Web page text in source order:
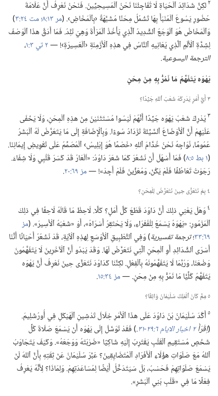
٢لكِنَّ شَدَائِدَ ٱلْحَيَاةِ لَا تُفَاجِئُنَا نَحْنُ ٱلْمَسِيحِيِّينَ.‏ فَنَحْنُ نَعْرِفُ أَنَّ عَلَامَةَ
حُضُورِ يَسُوعَ ٱلْمُنْبَأَ بِهَا تَشْمُلُ مِحَنًا مُشَبَّهَةً ‹بِٱلْمَخَاضِ›.‏ (‏مر ١٣:‏٨؛‏ مت ٢٤:‏٣
‏)‏
وَٱلْمَخَاضُ هُوَ ٱلْوَجَعُ ٱلشَّدِيدُ ٱلَّذِي يَأْخُذُ ٱلْمَرْأَةَ وَهِيَ تَلِدُ.‏ فَمَا أَدَقَّ هذَا ٱلْوَصْفَ
لِشِدَّةِ ٱلْأَلَمِ ٱلَّذِي يُعَانِيهِ ٱلنَّاسُ فِي هذِهِ ٱلْأَزْمِنَةِ ‹ٱلْعَسِيرَةِ›!‏ —‏٢ تي ٣:‏١
‏،‏
الترجمة اليسوعية.‏
يَهْوَه يَتَفَهَّمُ مَا نَمُرُّ بِهِ مِنْ مِحَنٍ
٣ أَيُّ أَمْرٍ يُدْرِكُهُ شَعْبُ ٱللهِ جَيِّدًا؟‏
٣يُدْرِكُ شَعْبُ يَهْوَه جَيِّدًا أَنَّهُمْ لَيْسُوا مُسْتَثْنَيْنَ مِنْ هذِهِ ٱلْمِحَنِ،‏ وَلَا يَخْفَى
عَلَيْهِمْ أَنَّ ٱلْأَوْضَاعَ ٱلسَّيِّئَةَ تَزْدَادُ سُوءًا.‏ وَبِٱلْإِضَافَةِ إِلَى مَا يَتَعَرَّضُ لَهُ ٱلْبَشَرُ
عُمُومًا،‏ نُوَاجِهُ نَحْنُ خُدَّامَ ٱللهِ ‹خَصْمًا هُوَ إِبْلِيسُ› ٱلْمُصَمِّمُ عَلَى تَقْوِيضِ إِيمَانِنَا.‏
(‏١ بط ٥:‏٨
‏)‏ فَمَا أَسْهَلَ أَنْ نَشْعُرَ كَمَا شَعَرَ دَاوُدُ:‏ «اَلْعَارُ قَدْ كَسَرَ قَلْبِي وَلَا شِفَاءَ.‏
رَجَوْتُ تَعَاطُفًا فَلَمْ يَكُنْ،‏ وَمُعَزِّينَ فَلَمْ أَجِدْ»!‏ —‏مز ٦٩:‏٢٠ ‏.‏
٤ بِمَ نَتَعَزَّى حِينَ نَتَعَرَّضُ لِلْمِحَنِ؟‏
٤وَهَلْ يَعْنِي ذلِكَ أَنَّ دَاوُدَ قَطَعَ كُلَّ أَمَلٍ؟‏ كَلَّا.‏ لَاحِظْ مَا قَالَهُ لَاحِقًا فِي ذلِكَ
ٱلْمَزْمُورِ:‏ «يَهْوَهُ يَسْمَعُ لِلْفُقَرَاءِ،‏ وَلَا يَحْتَقِرُ أَسْرَاهُ»،‏ أَوْ «شَعْبَهُ ٱلْأَسِيرَ».‏ (‏مز
٦٩:‏٣٣
‏؛‏ترجمة تفسيرية‏)‏ وَفِي ٱلتَّطْبِيقِ ٱلْأَوْسَعِ لِهذِهِ ٱلْآيَةِ،‏ قَدْ نَشْعُرُ أَحْيَانًا أَنَّنَا
أَسْرَى ٱلشَّدَائِدِ أَوِ ٱلْمِحَنِ ٱلَّتِي نَتَعَرَّضُ لَهَا.‏ وَقَدْ يَبْدُو أَنَّ ٱلْآخَرِينَ لَا يَتَفَهَّمُونَ
وَضْعَنَا،‏ وَرُبَّمَا لَا يَتَفَهَّمُونَهُ بِٱلْفِعْلِ.‏ لكِنَّنَا كَدَاوُدَ نَتَعَزَّى حِينَ نَعْرِفُ أَنَّ يَهْوَه
يَتَفَهَّمُ كُلِّيًّا مَا نَمُرُّ بِهِ مِنْ مِحَنٍ.‏ —‏مز ٣٤:‏١٥ ‏.‏
٥ مِمَّ كَانَ ٱلْمَلِكُ سُلَيْمَانُ وَاثِقًا؟‏
٥أَكَّدَ سُلَيْمَانُ بْنُ دَاوُدَ عَلَى هذَا ٱلْأَمْرِ خِلَالَ تَدْشِينِ ٱلْهَيْكَلِ فِي أُورُشَلِيمَ.‏
(‏اِقْرَأْ٢ اخبار الايام ٦:‏٢٩-‏٣١ ‏.‏‏)‏ فَقَدْ تَوَسَّلَ إِلَى يَهْوَه أَنْ يَسْمَعَ صَلَاةَ كُلِّ
شَخْصٍ مُسْتَقِيمِ ٱلْقَلْبِ يَقْتَرِبُ إِلَيْهِ شَاكِيًا «ضَرْبَتَهُ وَوَجَعَهُ».‏ وَكَيْفَ يَتَجَاوَبُ
ٱللهُ مَعَ صَلَوَاتِ هؤُلَاءِ ٱلْأَفْرَادِ ٱلْمُتَضَايِقِينَ؟‏ عَبَّرَ سُلَيْمَانُ عَنْ ثِقَتِهِ بِأَنَّ ٱللهَ لَنْ
يَسْمَعَ صَلَوَاتِهِمْ فَحَسْبُ،‏ بَلْ سَيَتَدَخَّلُ أَيْضًا لِمُسَاعَدَتِهِمْ.‏ وَلِمَاذَا؟‏ لِأَنَّهُ يَعْرِفُ
فِعْلًا مَا فِي «قَلْبِ بَنِي ٱلْبَشَرِ».‏